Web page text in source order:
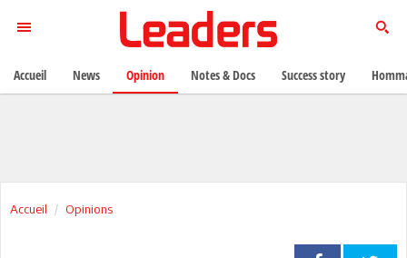
Accueil Opinions
Accueil News Opinion Notes & Docs Success story